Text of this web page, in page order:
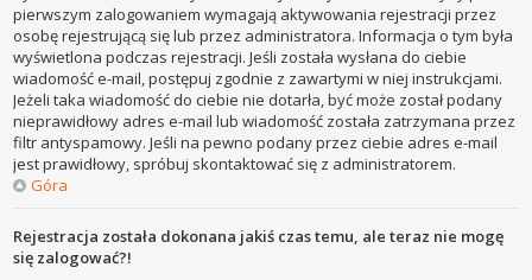
pierwszym zalogowaniem wymagają aktywowania rejestracji przez
osobę rejestrującą się lub przez administratora. Informacja o tym była
wyświetlona podczas rejestracji. Jeśli została wysłana do ciebie
wiadomość e-mail, postępuj zgodnie z zawartymi w niej instrukcjami.
Jeżeli taka wiadomość do ciebie nie dotarła, być może został podany
nieprawidłowy adres e-mail lub wiadomość została zatrzymana przez
filtr antyspamowy. Jeśli na pewno podany przez ciebie adres e-mail
jest prawidłowy, spróbuj skontaktować się z administratorem.
Góra
Rejestracja została dokonana jakiś czas temu, ale teraz nie mogę
się zalogować?!